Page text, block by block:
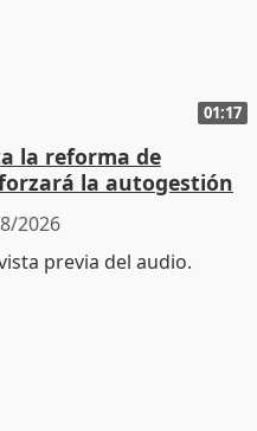
01:17
la reforma de
la autogestión
2026